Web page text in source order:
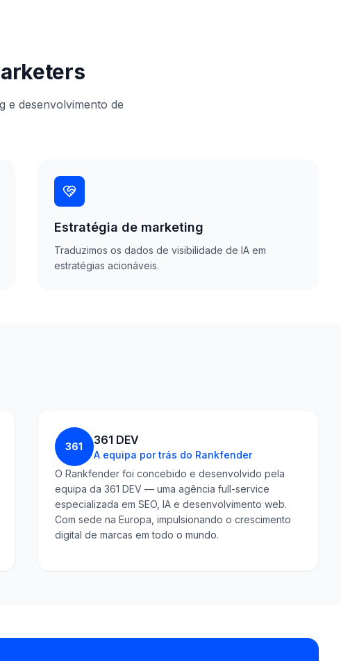
e desenvolvimento de
Estratégia de marketing
Traduzimos os dados de visibilidade de IA em
estratégias acionáveis.
361 361 DEV
A equipa por trás do Rankfender
O Rankfender foi concebido e desenvolvido pela
equipa da 361 DEV — uma agência full-service
especializada em SEO, IA e desenvolvimento web.
Com sede na Europa, impulsionando o crescimento
digital de marcas em todo o mundo.